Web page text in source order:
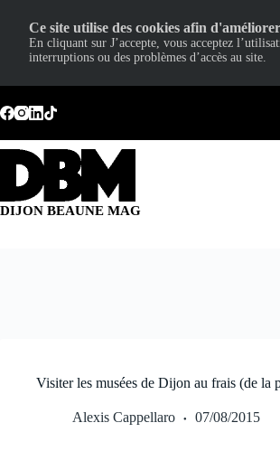
au
contenu
DIJON BEAUNE MAG
Visiter les musées de Dijon au frais (de la
Alexis Cappellaro 07/08/2015
Ce site utilise des cookies afin
En cliquant sur J’accepte, vous acceptez
interruptions ou des problèmes d’accès au site.